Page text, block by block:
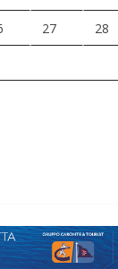
27 28